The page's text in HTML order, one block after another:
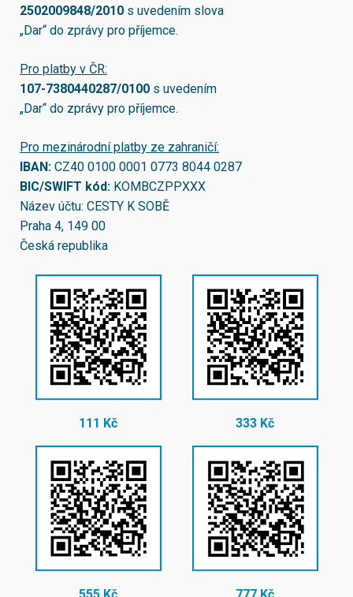
2502009848/2010 s uvedením slova
„Dar“ do zprávy pro příjemce.
Pro platby v ČR:
107-7380440287/0100 s uvedením
„Dar“ do zprávy pro příjemce.
Pro mezinárodní platby ze zahraničí:
IBAN: CZ40 0100 0001 0773 8044 0287
BIC/SWIFT kód: KOMBCZPPXXX
Název účtu: CESTY K SOBĚ
Praha 4, 149 00
Česká republika
111 Kč 333 Kč